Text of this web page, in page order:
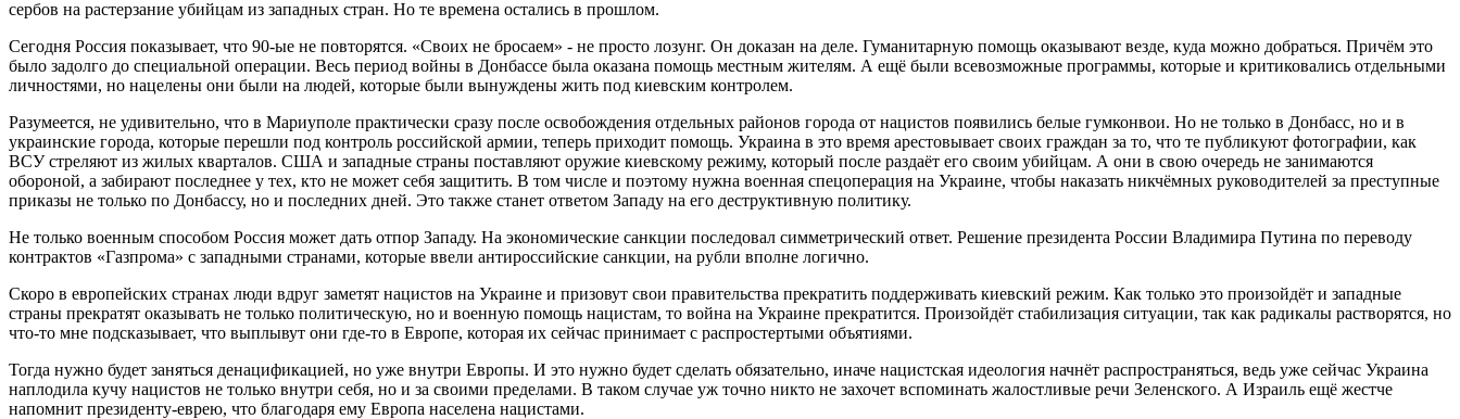
сербов на растерзание убийцам из западных стран. Но те времена остались в прошлом.
Сегодня Россия показывает, что 90-ые не повторятся. «Своих не бросаем» - не просто лозунг. Он доказан на деле. Гуманитарную помощь оказывают везде, куда можно добраться. Причём это
было задолго до специальной операции. Весь период войны в Донбассе была оказана помощь местным жителям. А ещё были всевозможные программы, которые и критиковались отдельными
личностями, но нацелены они были на людей, которые были вынуждены жить под киевским контролем.
Разумеется, не удивительно, что в Мариуполе практически сразу после освобождения отдельных районов города от нацистов появились белые гумконвои. Но не только в Донбасс, но и в
украинские города, которые перешли под контроль российской армии, теперь приходит помощь. Украина в это время арестовывает своих граждан за то, что те публикуют фотографии, как
ВСУ стреляют из жилых кварталов. США и западные страны поставляют оружие киевскому режиму, который после раздаёт его своим убийцам. А они в свою очередь не занимаются
обороной, а забирают последнее у тех, кто не может себя защитить. В том числе и поэтому нужна военная спецоперация на Украине, чтобы наказать никчёмных руководителей за преступные
приказы не только по Донбассу, но и последних дней. Это также станет ответом Западу на его деструктивную политику.
Не только военным способом Россия может дать отпор Западу. На экономические санкции последовал симметрический ответ. Решение президента России Владимира Путина по переводу
контрактов «Газпрома» с западными странами, которые ввели антироссийские санкции, на рубли вполне логично.
Скоро в европейских странах люди вдруг заметят нацистов на Украине и призовут свои правительства прекратить поддерживать киевский режим. Как только это произойдёт и западные
страны прекратят оказывать не только политическую, но и военную помощь нацистам, то война на Украине прекратится. Произойдёт стабилизация ситуации, так как радикалы растворятся, но
что-то мне подсказывает, что выплывут они где-то в Европе, которая их сейчас принимает с распростертыми объятиями.
Тогда нужно будет заняться денацификацией, но уже внутри Европы. И это нужно будет сделать обязательно, иначе нацистская идеология начнёт распространяться, ведь уже сейчас Украина
наплодила кучу нацистов не только внутри себя, но и за своими пределами. В таком случае уж точно никто не захочет вспоминать жалостливые речи Зеленского. А Израиль ещё жестче
напомнит президенту-еврею, что благодаря ему Европа населена нацистами.